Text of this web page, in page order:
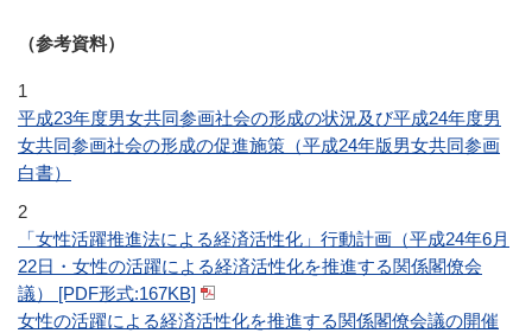
（参考資料）
1
平成23年度男女共同参画社会の形成の状況及び平成24年度男
女共同参画社会の形成の促進施策（平成24年版男女共同参画
白書）
2
「女性活躍推進法による経済活性化」行動計画（平成24年6月
22日・女性の活躍による経済活性化を推進する関係閣僚会
議） [PDF形式:167KB]
女性の活躍による経済活性化を推進する関係閣僚会議の開催